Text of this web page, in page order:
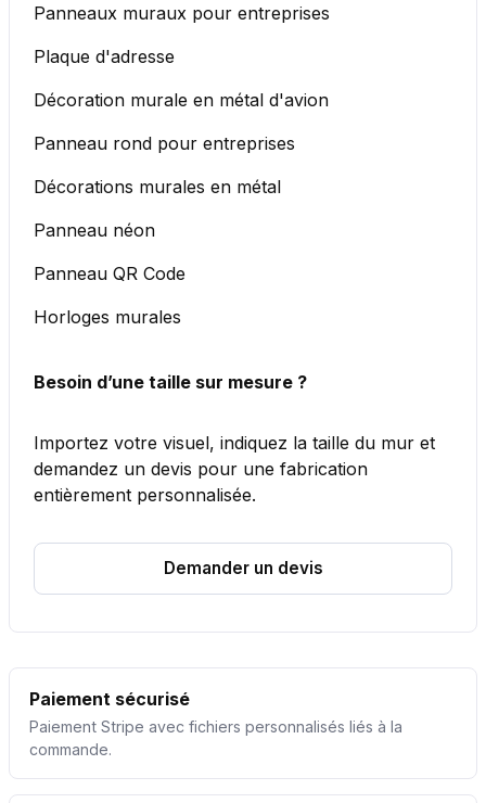
Panneaux muraux pour entreprises
Plaque d'adresse
Décoration murale en métal d'avion
Panneau rond pour entreprises
Décorations murales en métal
Panneau néon
Panneau QR Code
Horloges murales
Besoin d’une taille sur mesure ?
Importez votre visuel, indiquez la taille du mur et
demandez un devis pour une fabrication
entièrement personnalisée.
Demander un devis
Paiement sécurisé
Paiement Stripe avec fichiers personnalisés liés à la
commande.